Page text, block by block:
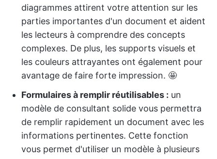
diagrammes attirent votre attention sur les
parties importantes d'un document et aident
les lecteurs à comprendre des concepts
complexes. De plus, les supports visuels et
les couleurs attrayantes ont également pour
avantage de faire forte impression. 🤩
Formulaires à remplir réutilisables : un
modèle de consultant solide vous permettra
de remplir rapidement un document avec les
informations pertinentes. Cette fonction
vous permet d'utiliser un modèle à plusieurs